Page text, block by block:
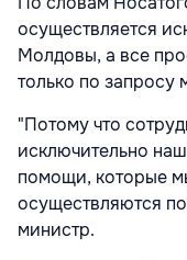
осуществляется
Молдовы, а все
только по запросу
"Потому что
исключительно
помощи, которые
осуществляются
министр.